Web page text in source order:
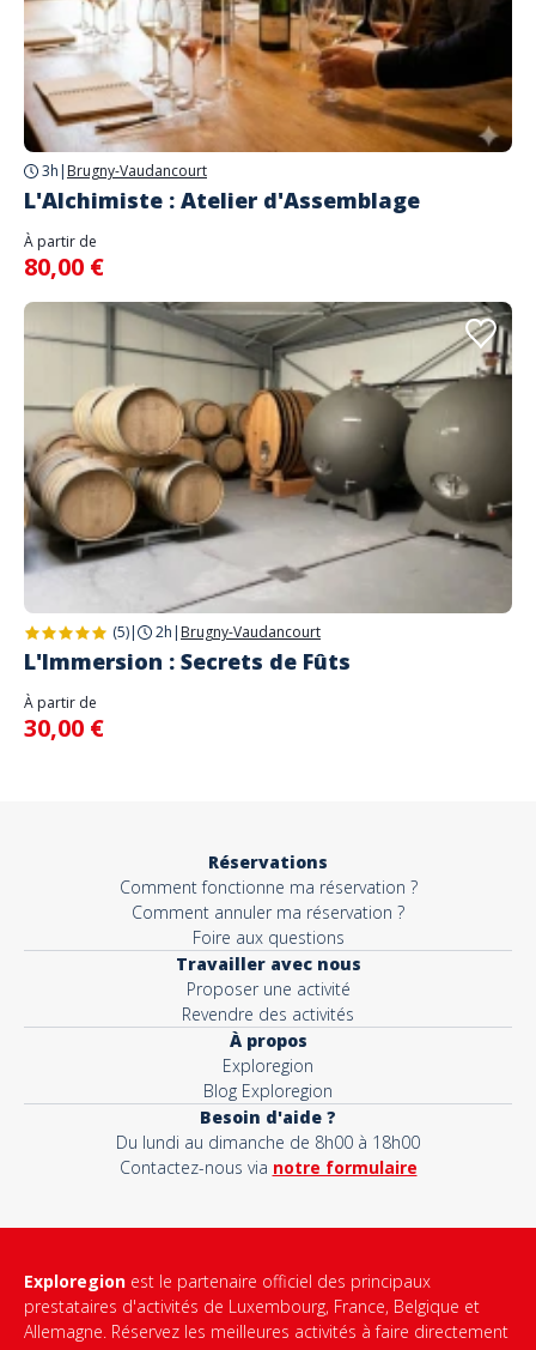
3h | Brugny-Vaudancourt
L'Alchimiste : Atelier d'Assemblage
À partir de
80,00 €
(5)| 2h | Brugny-Vaudancourt
L'Immersion : Secrets de Fûts
À partir de
30,00 €
Réservations
Comment fonctionne ma réservation ?
Comment annuler ma réservation ?
Foire aux questions
Travailler avec nous
Proposer une activité
Revendre des activités
À propos
Exploregion
Blog Exploregion
Besoin d'aide ?
Du lundi au dimanche de 8h00 à 18h00
Contactez-nous via notre formulaire
Exploregion est le partenaire officiel des principaux
prestataires d'activités de Luxembourg, France, Belgique et
Allemagne. Réservez les meilleures activités à faire directement